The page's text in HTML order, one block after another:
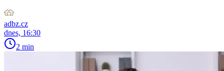
adbz.cz
dnes, 16:30
2 min